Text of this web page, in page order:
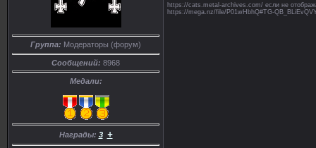
Группа: Модераторы (форум)
Сообщений: 8968
Медали:
Награды: 3 +
https://cats.metal-archives.com/ если не
https://mega.nz/file/P01wHbhQ#TG-